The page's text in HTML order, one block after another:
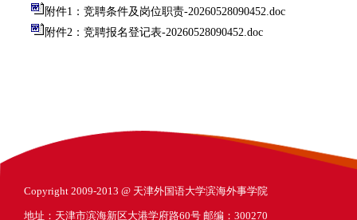
附件1：竞聘条件及岗位职责-20260528090452.doc
附件2：竞聘报名登记表-20260528090452.doc
Copyright 2009-2013 @ 天津外国语大学滨海外事学院
地址：天津市滨海新区大港学府路60号 邮编：300270